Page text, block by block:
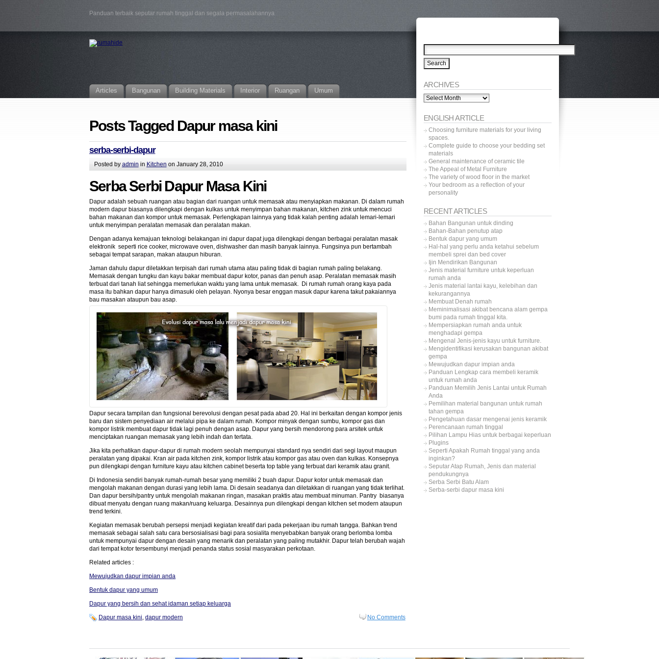
Panduan terbaik seputar rumah tinggal dan segala permasalahannya
Articles Bangunan Building Materials Interior Ruangan Umum
Posts Tagged Dapur masa kini
serba-serbi-dapur
Posted by admin in Kitchen on January 28, 2010
Serba Serbi Dapur Masa Kini
Dapur adalah sebuah ruangan atau bagian dari ruangan untuk memasak atau menyiapkan makanan. Di dalam rumah
modern dapur biasanya dilengkapi dengan kulkas untuk menyimpan bahan makanan, kitchen zink untuk mencuci
bahan makanan dan kompor untuk memasak. Perlengkapan lainnya yang tidak kalah penting adalah lemari-lemari
untuk menyimpan peralatan memasak dan peralatan makan.
Dengan adanya kemajuan teknologi belakangan ini dapur dapat juga dilengkapi dengan berbagai peralatan masak
elektronik seperti rice cooker, microwave oven, dishwasher dan masih banyak lainnya. Fungsinya pun bertambah
sebagai tempat sarapan, makan ataupun hiburan.
Jaman dahulu dapur diletakkan terpisah dari rumah utama atau paling tidak di bagian rumah paling belakang.
Memasak dengan tungku dan kayu bakar membuat dapur kotor, panas dan penuh asap. Peralatan memasak masih
terbuat dari tanah liat sehingga memerlukan waktu yang lama untuk memasak. Di rumah rumah orang kaya pada
masa itu bahkan dapur hanya dimasuki oleh pelayan. Nyonya besar enggan masuk dapur karena takut pakaiannya
bau masakan ataupun bau asap.
Dapur secara tampilan dan fungsional berevolusi dengan pesat pada abad 20. Hal ini berkaitan dengan kompor jenis
baru dan sistem penyediaan air melalui pipa ke dalam rumah. Kompor minyak dengan sumbu, kompor gas dan
kompor listrik membuat dapur tidak lagi penuh dengan asap. Dapur yang bersih mendorong para arsitek untuk
menciptakan ruangan memasak yang lebih indah dan tertata.
Jika kita perhatikan dapur-dapur di rumah modern seolah mempunyai standard nya sendiri dari segi layout maupun
peralatan yang dipakai. Kran air pada kitchen zink, kompor listrik atau kompor gas atau oven dan kulkas. Konsepnya
pun dilengkapi dengan furniture kayu atau kitchen cabinet beserta top table yang terbuat dari keramik atau granit.
Di Indonesia sendiri banyak rumah-rumah besar yang memiliki 2 buah dapur. Dapur kotor untuk memasak dan
mengolah makanan dengan durasi yang lebih lama. Di desain seadanya dan diletakkan di ruangan yang tidak terlihat.
Dan dapur bersih/pantry untuk mengolah makanan ringan, masakan praktis atau membuat minuman. Pantry biasanya
dibuat menyatu dengan ruang makan/ruang keluarga. Desainnya pun dilengkapi dengan kitchen set modern ataupun
trend terkini.
Kegiatan memasak berubah persepsi menjadi kegiatan kreatif dari pada pekerjaan ibu rumah tangga. Bahkan trend
memasak sebagai salah satu cara bersosialisasi bagi para sosialita menyebabkan banyak orang berlomba lomba
untuk mempunyai dapur dengan desain yang menarik dan peralatan yang paling mutakhir. Dapur telah berubah wajah
dari tempat kotor tersembunyi menjadi penanda status sosial masyarakan perkotaan.
Related articles :
Mewujudkan dapur impian anda
Bentuk dapur yang umum
Dapur yang bersih dan sehat idaman setiap keluarga
Dapur masa kini dapur modern No Comments
ARCHIVES
Archives
ENGLISH ARTICLE
Choosing furniture materials for your living
spaces.
Complete guide to choose your bedding set
materials
General maintenance of ceramic tile
The Appeal of Metal Furniture
The variety of wood floor in the market
Your bedroom as a reflection of your
personality
RECENT ARTICLES
Bahan Bangunan untuk dinding
Bahan-Bahan penutup atap
Bentuk dapur yang umum
Hal-hal yang perlu anda ketahui sebelum
membeli sprei dan bed cover
Ijin Mendirikan Bangunan
Jenis material furniture untuk keperluan
rumah anda
Jenis material lantai kayu, kelebihan dan
kekurangannya
Membuat Denah rumah
Meminimalisasi akibat bencana alam gempa
bumi pada rumah tinggal kita.
Mempersiapkan rumah anda untuk
menghadapi gempa
Mengenal Jenis-jenis kayu untuk furniture.
Mengidentifikasi kerusakan bangunan akibat
gempa
Mewujudkan dapur impian anda
Panduan Lengkap cara membeli keramik
untuk rumah anda
Panduan Memilih Jenis Lantai untuk Rumah
Anda
Pemilihan material bangunan untuk rumah
tahan gempa
Pengetahuan dasar mengenai jenis keramik
Perencanaan rumah tinggal
Pilihan Lampu Hias untuk berbagai keperluan
Plugins
Seperti Apakah Rumah tinggal yang anda
inginkan?
Seputar Atap Rumah, Jenis dan material
pendukungnya
Serba Serbi Batu Alam
Serba-serbi dapur masa kini